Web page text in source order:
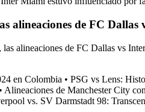
alineaciones de FC
alineaciones de FC Dallas vs
en Colombia • PSG vs Lens:
• Alineaciones de Manchester City
vs. SV Darmstadt 98: